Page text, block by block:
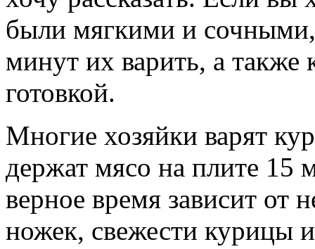
были мягкими и
минут их варить, а также
готовкой.
Многие хозяйки варят
держат мясо на плите 15
верное время зависит от
ножек, свежести курицы